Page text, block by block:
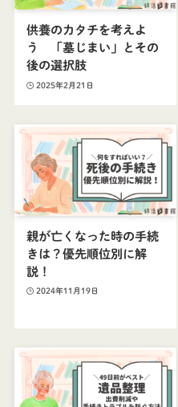
供養のカタチを考えよ
う 「墓じまい」とその
後の選択肢
2025年2月21日
親が亡くなった時の手続
きは？優先順位別に解
説！
2024年11月19日